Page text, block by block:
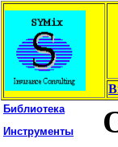
Библиотека
Инструменты